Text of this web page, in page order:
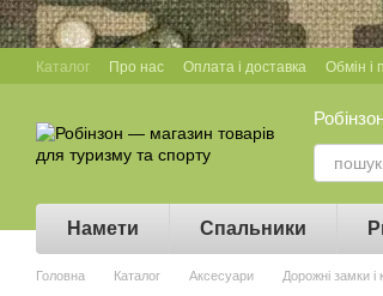
Перейти до основного контенту
Каталог Про нас Оплата і доставка Обмін і
Намети Спальники
Головна Каталог Аксесуари Дорожні замки і